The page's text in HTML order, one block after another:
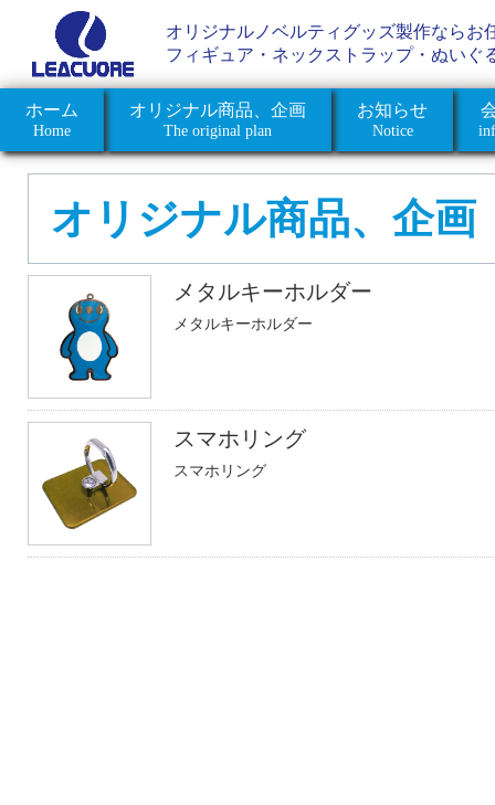
オリジナルノベルティグッズ製作ならお
フィギュア・ネックストラップ・ぬいぐ
ホーム
Home
オリジナル商品、企画
The original plan
お知らせ
Notice
オリジナル商品、企画
メタルキーホルダー
メタルキーホルダー
スマホリング
スマホリング